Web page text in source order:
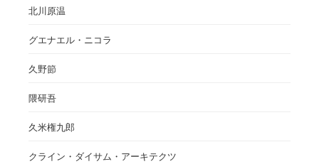
北川原温
グエナエル・ニコラ
久野節
隈研吾
久米権九郎
クライン・ダイサム・アーキテクツ